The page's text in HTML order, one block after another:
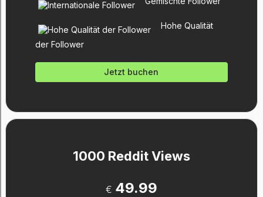
Hohe Qualität
der Follower
Jetzt buchen
1000 Reddit Views
€ 49.99